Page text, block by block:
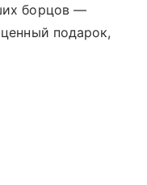
борцов —
подарок,